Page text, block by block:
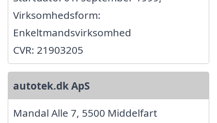
Virksomhedsform:
Enkeltmandsvirksomhed
CVR: 21903205
autotek.dk ApS
Mandal Alle 7, 5500 Middelfart